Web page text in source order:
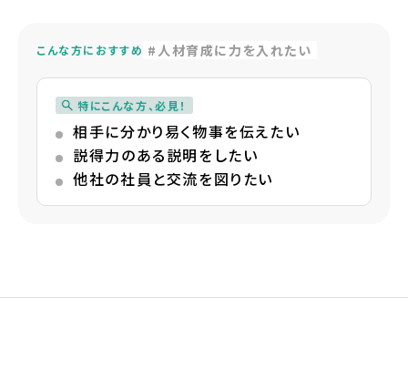
こんな方におすすめ 人材育成に力を入れたい
特にこんな方、必見！
相手に分かり易く物事を伝えたい
説得力のある説明をしたい
他社の社員と交流を図りたい